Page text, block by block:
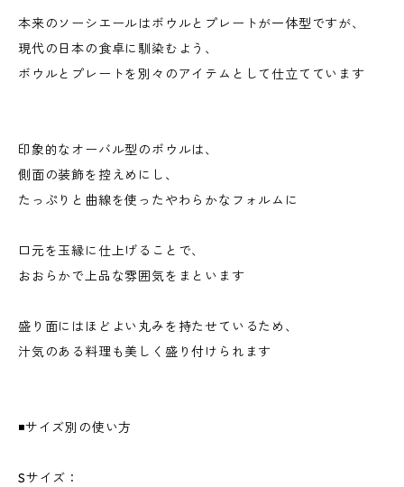
本来のソーシエールはボウルとプレートが一体型ですが、
現代の日本の食卓に馴染むよう、
ボウルとプレートを別々のアイテムとして仕立てています
印象的なオーバル型のボウルは、
側面の装飾を控えめにし、
たっぷりと曲線を使ったやわらかなフォルムに
口元を玉縁に仕上げることで、
おおらかで上品な雰囲気をまといます
盛り面にはほどよい丸みを持たせているため、
汁気のある料理も美しく盛り付けられます
◾️サイズ別の使い方
Sサイズ：